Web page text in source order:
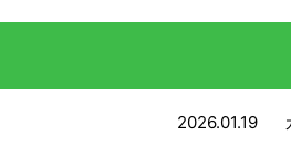
2026.01.19